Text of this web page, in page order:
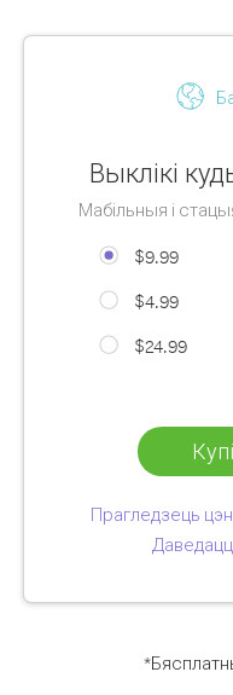
Выклікі
Мабільныя і
$9.99
$4.99
$24.99
Прагледзець